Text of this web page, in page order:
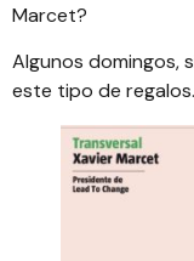
Marcet?
Algunos domingos,
este tipo de regalos.